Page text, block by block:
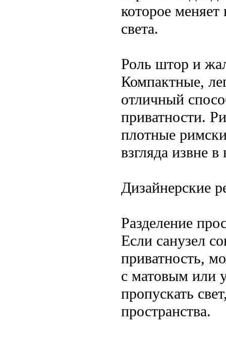
которое меняет
света.
Роль штор и
Компактные,
отличный
приватности.
плотные
взгляда извне
Дизайнерские
Разделение
Если санузел
приватность,
с матовым или
пропускать
пространства.